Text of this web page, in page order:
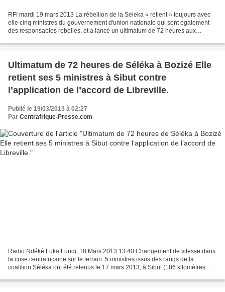
RFI mardi 19 mars 2013 La rébellion de la Seleka « retient » toujours avec
elle cinq ministres du gouvernement d'union nationale qui sont également
des responsables rebelles, et a lancé un ultimatum de 72 heures aux
Ultimatum de 72 heures de Séléka à Bozizé Elle
retient ses 5 ministres à Sibut contre
l’application de l’accord de Libreville.
Publié le 19/03/2013 à 02:27
Par Centrafrique-Presse.com
Radio Ndéké Luka Lundi, 18 Mars 2013 13:40 Changement de vitesse dans
la crise centrafricaine sur le terrain. 5 ministres issus des rangs de la
coalition Séléka ont été retenus le 17 mars 2013, à Sibut (186 kilomètres